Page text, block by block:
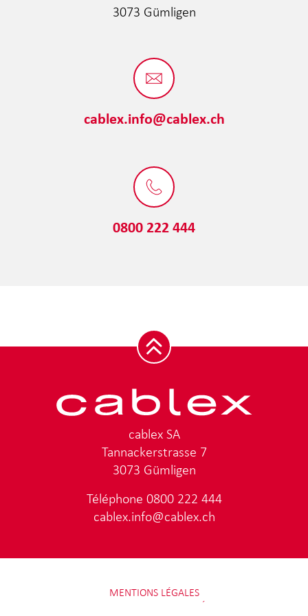
3073 Gümligen
cablex.info@cablex.ch
0800 222 444
cablex SA
Tannackerstrasse 7
3073 Gümligen
Téléphone 0800 222 444
cablex.info@cablex.ch
MENTIONS LÉGALES
PROTECTION DES DONNÉES